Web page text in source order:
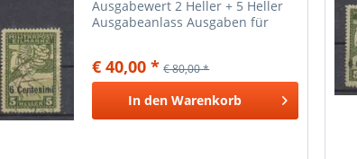
Ausgabewert 2 Heller + 5 Heller
Ausgabeanlass Ausgaben für
oder Falzreste aufweisen und mit
Gummi sein.
€ 40,00 * € 80,00 *
In den Warenkorb